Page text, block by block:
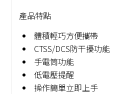
產品特點
體積輕巧方便攜帶
CTSS/DCS防干擾功能
手電筒功能
低電壓提醒
操作簡單立即上手